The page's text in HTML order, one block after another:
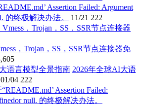
Assertion Failed: Argument
的终极解决办法。
11/21 222
，Trojan，SS，SSR节点连接器免
2026年全球AI大语
01/04 222